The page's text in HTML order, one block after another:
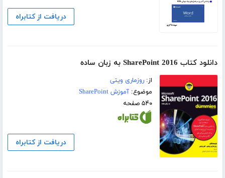
دریافت از کتابراه
دانلود کتاب SharePoint 2016 به زبان ساده
از:روزماری ویتی
موضوع:آموزش SharePoint
۵۴۰ صفحه
دریافت از کتابراه